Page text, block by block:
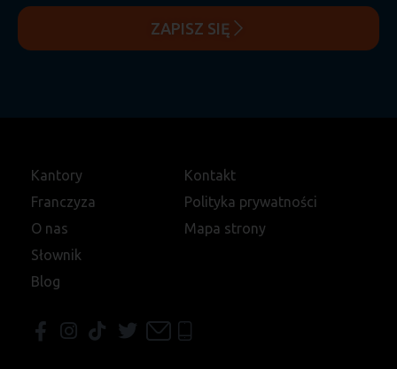
ZAPISZ SIĘ
Kantory
Franczyza
O nas
Słownik
Blog
Kontakt
Polityka prywatności
Mapa strony